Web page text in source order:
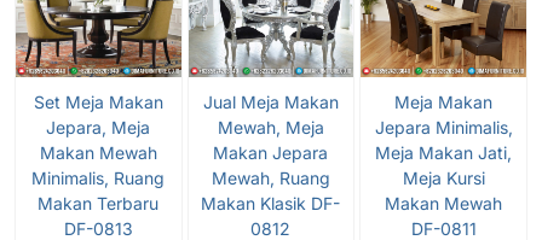
Set Meja Makan
Jepara, Meja
Makan Mewah
Minimalis, Ruang
Makan Terbaru
DF-0813
Jual Meja Makan
Mewah, Meja
Makan Jepara
Mewah, Ruang
Makan Klasik DF-
0812
Meja Makan
Jepara Minimalis,
Meja Makan Jati,
Meja Kursi
Makan Mewah
DF-0811